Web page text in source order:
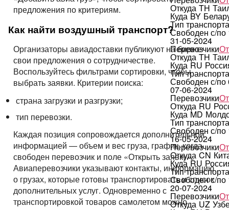
Откуда TH
Куда BY
Тип транспорта
Свободен с/по
31-05-2024
Перевозчики
Откуда TH
Куда RU
Тип транспорта
Свободен с/по
07-06-2024
Перевозчики
Откуда RU
Куда MD
Тип транспорта
Свободен с/по
16-05-2024
Перевозчики
Откуда CN
Куда RU
Тип транспорта
Свободен с/по
20-07-2024
Перевозчики
Откуда UZ
предложения по критериям.
Как найти воздушный транспорт?
Организаторы авиадоставки публикуют на бирже
свои предложения о сотрудничестве.
Воспользуйтесь фильтрами сортировки, чтобы
выбрать заявки. Критерии поиска:
страна загрузки и разгрузки;
тип перевозки.
Каждая позиция сопровождается дополнительной
информацией — объем и вес груза, график, когда
свободен перевозчик и поле «Открыть заявку».
Авиаперевозчики указывают контакты, информацию
о грузах, которые готовы транспортировать и список
дополнительных услуг. Одновременно с
транспортировкой товаров самолетом можно